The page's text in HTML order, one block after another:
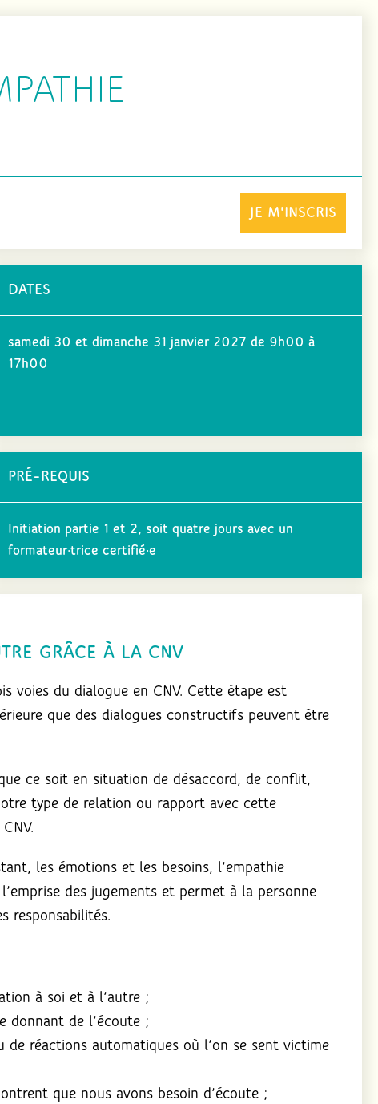
JE M'INSCRIS
DATES
samedi 30 et dimanche 31 janvier 2027 de 9h00 à
17h00
PRÉ-REQUIS
Initiation partie 1 et 2, soit quatre jours avec un
formateur·trice certifié·e
GRÂCE À LA CNV
voies du dialogue en CNV. Cette étape est
que des dialogues constructifs peuvent être
ce soit en situation de désaccord, de conflit,
type de relation ou rapport avec cette
les émotions et les besoins, l’empathie
des jugements et permet à la personne
responsabilités.
à soi et à l’autre ;
donnant de l’écoute ;
réactions automatiques où l’on se sent victime
que nous avons besoin d’écoute ;